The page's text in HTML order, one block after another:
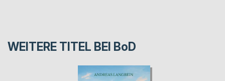
WEITERE TITEL BEI BoD